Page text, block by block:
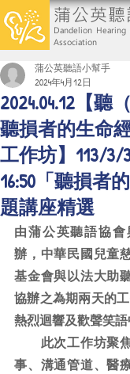
蒲公英
Dandelion Hearing
Association
2024.04.12【
聽損者的生命
工作坊】113/3/
16:50「聽損者
題講座精選
蒲公英聽語小幫手
2024年4月12日
由蒲公英聽語協
辦，中華民國兒童
基金會與以法大助
協辦之為期兩天的
熱烈迴響及歡聲笑語
此次工作坊聚焦
事、溝通管道、醫